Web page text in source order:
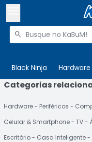
Buscar produtos

Black Ninja Hardware
Olá. Acesse sua
 Departamentos
Cupons
Categorias
Hardware Periféricos
Celular & Smartphone
TV
Escritório
Casa Inteligente